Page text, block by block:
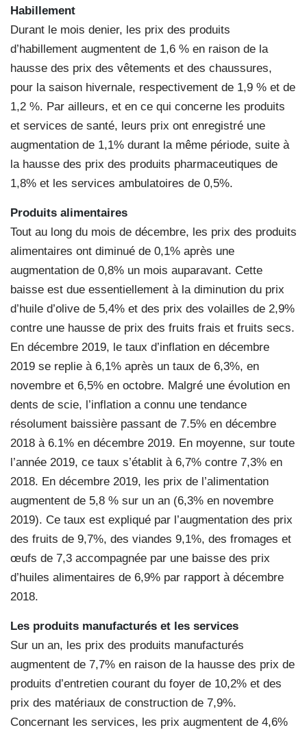
Habillement
Durant le mois denier, les prix des produits
d’habillement augmentent de 1,6 % en raison de la
hausse des prix des vêtements et des chaussures,
pour la saison hivernale, respectivement de 1,9 % et de
1,2 %. Par ailleurs, et en ce qui concerne les produits
et services de santé, leurs prix ont enregistré une
augmentation de 1,1% durant la même période, suite à
la hausse des prix des produits pharmaceutiques de
1,8% et les services ambulatoires de 0,5%.
Produits alimentaires
Tout au long du mois de décembre, les prix des produits
alimentaires ont diminué de 0,1% après une
augmentation de 0,8% un mois auparavant. Cette
baisse est due essentiellement à la diminution du prix
d’huile d’olive de 5,4% et des prix des volailles de 2,9%
contre une hausse de prix des fruits frais et fruits secs.
En décembre 2019, le taux d’inflation en décembre
2019 se replie à 6,1% après un taux de 6,3%, en
novembre et 6,5% en octobre. Malgré une évolution en
dents de scie, l’inflation a connu une tendance
résolument baissière passant de 7.5% en décembre
2018 à 6.1% en décembre 2019. En moyenne, sur toute
l’année 2019, ce taux s’établit à 6,7% contre 7,3% en
2018. En décembre 2019, les prix de l’alimentation
augmentent de 5,8 % sur un an (6,3% en novembre
2019). Ce taux est expliqué par l’augmentation des prix
des fruits de 9,7%, des viandes 9,1%, des fromages et
œufs de 7,3 accompagnée par une baisse des prix
d’huiles alimentaires de 6,9% par rapport à décembre
2018.
Les produits manufacturés et les services
Sur un an, les prix des produits manufacturés
augmentent de 7,7% en raison de la hausse des prix de
produits d’entretien courant du foyer de 10,2% et des
prix des matériaux de construction de 7,9%.
Concernant les services, les prix augmentent de 4,6%